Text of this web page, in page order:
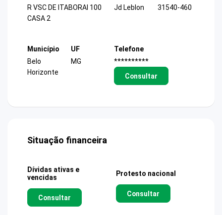
R VSC DE ITABORAI 100
CASA 2
Jd Leblon
31540-460
Município
Belo
Horizonte
UF
MG
Telefone
**********
Consultar
Situação financeira
Dívidas ativas e
vencidas
Consultar
Protesto nacional
Consultar